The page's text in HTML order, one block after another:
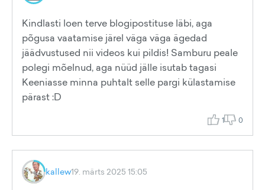
Kindlasti loen terve blogipostituse läbi, aga
põgusa vaatamise järel väga väga ägedad
jäädvustused nii videos kui pildis! Samburu peale
polegi mõelnud, aga nüüd jälle isutab tagasi
Keeniasse minna puhtalt selle pargi külastamise
pärast :D
1 0
kallew19. märts 2025 15:05